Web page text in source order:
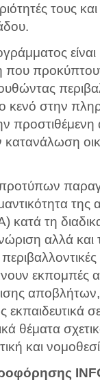
τους
που
κενό στην
προστιθέμενη
κατανάλωση
της
τη
αλλά
εκπομπές
θέματα
και